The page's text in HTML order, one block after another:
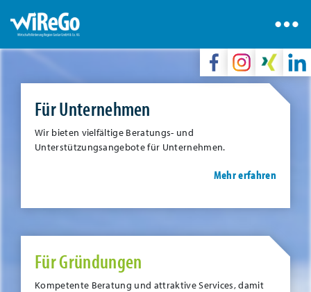
Für Unternehmen
Wir bieten vielfältige Beratungs- und
Unterstützungsangebote für Unternehmen.
Mehr erfahren
Für Gründungen
Kompetente Beratung und attraktive Services, damit